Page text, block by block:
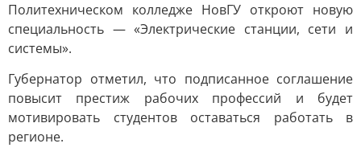
Политехническом колледже НовГУ откроют новую
специальность — «Электрические станции, сети и
системы».
Губернатор отметил, что подписанное соглашение
повысит престиж рабочих профессий и будет
мотивировать студентов оставаться работать в
регионе.